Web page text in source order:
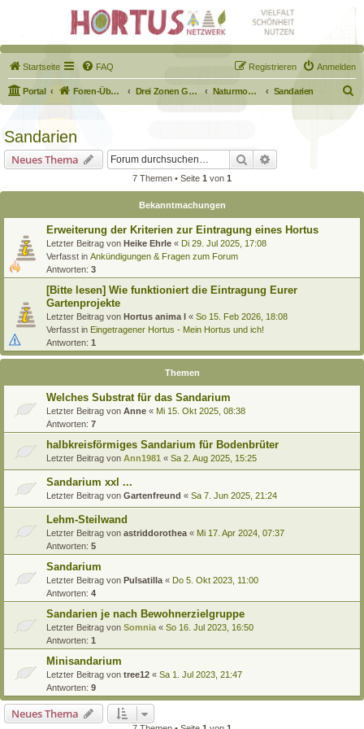
Startseite FAQ Anmelden
Registrieren
Portal Foren-Übersicht Drei Zonen Garten Naturmodule & kleine Biotope Sandarien
u
Sandarien
Neues Thema Suche
7 Themen • Seite 1 von 1
Bekanntmachungen
Erweiterung der Kriterien zur Eintragung eines Hortus
Letzter Beitrag von Heike Ehrle « Di 29. Jul 2025, 17:08
Verfasst in Ankündigungen & Fragen zum Forum
Antworten: 3
[Bitte lesen] Wie funktioniert die Eintragung Eurer
Gartenprojekte
Letzter Beitrag von Hortus anima l « So 15. Feb 2026, 18:08
Verfasst in Eingetragener Hortus - Mein Hortus und ich!
Antworten: 1
Themen
Welches Substrat für das Sandarium
Letzter Beitrag von Anne « Mi 15. Okt 2025, 08:38
Antworten: 7
halbkreisförmiges Sandarium für Bodenbrüter
Letzter Beitrag von Ann1981 « Sa 2. Aug 2025, 15:25
Sandarium xxl ...
Letzter Beitrag von Gartenfreund « Sa 7. Jun 2025, 21:24
Lehm-Steilwand
Letzter Beitrag von astriddorothea « Mi 17. Apr 2024, 07:37
Antworten: 5
Sandarium
Letzter Beitrag von Pulsatilla « Do 5. Okt 2023, 11:00
Antworten: 4
Sandarien je nach Bewohnerzielgruppe
Letzter Beitrag von Somnia « So 16. Jul 2023, 16:50
Antworten: 1
Minisandarium
Letzter Beitrag von tree12 « Sa 1. Jul 2023, 21:47
Antworten: 9
Neues Thema